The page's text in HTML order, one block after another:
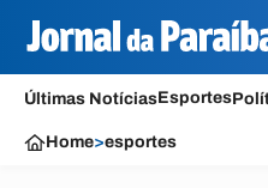
Últimas NotíciasEsportes
Home>esportes